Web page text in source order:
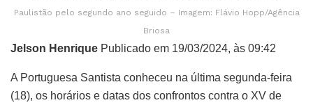
Paulistão pelo segundo ano seguido – Imagem: Flávio Hopp/Agência
Briosa
Jelson Henrique Publicado em 19/03/2024, às 09:42
A Portuguesa Santista conheceu na última segunda-feira
(18), os horários e datas dos confrontos contra o XV de